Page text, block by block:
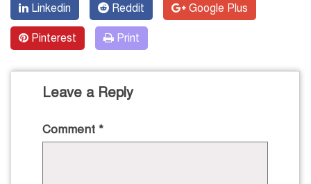
Linkedin Reddit Google Plus
Pinterest Print
Leave a Reply
Comment *